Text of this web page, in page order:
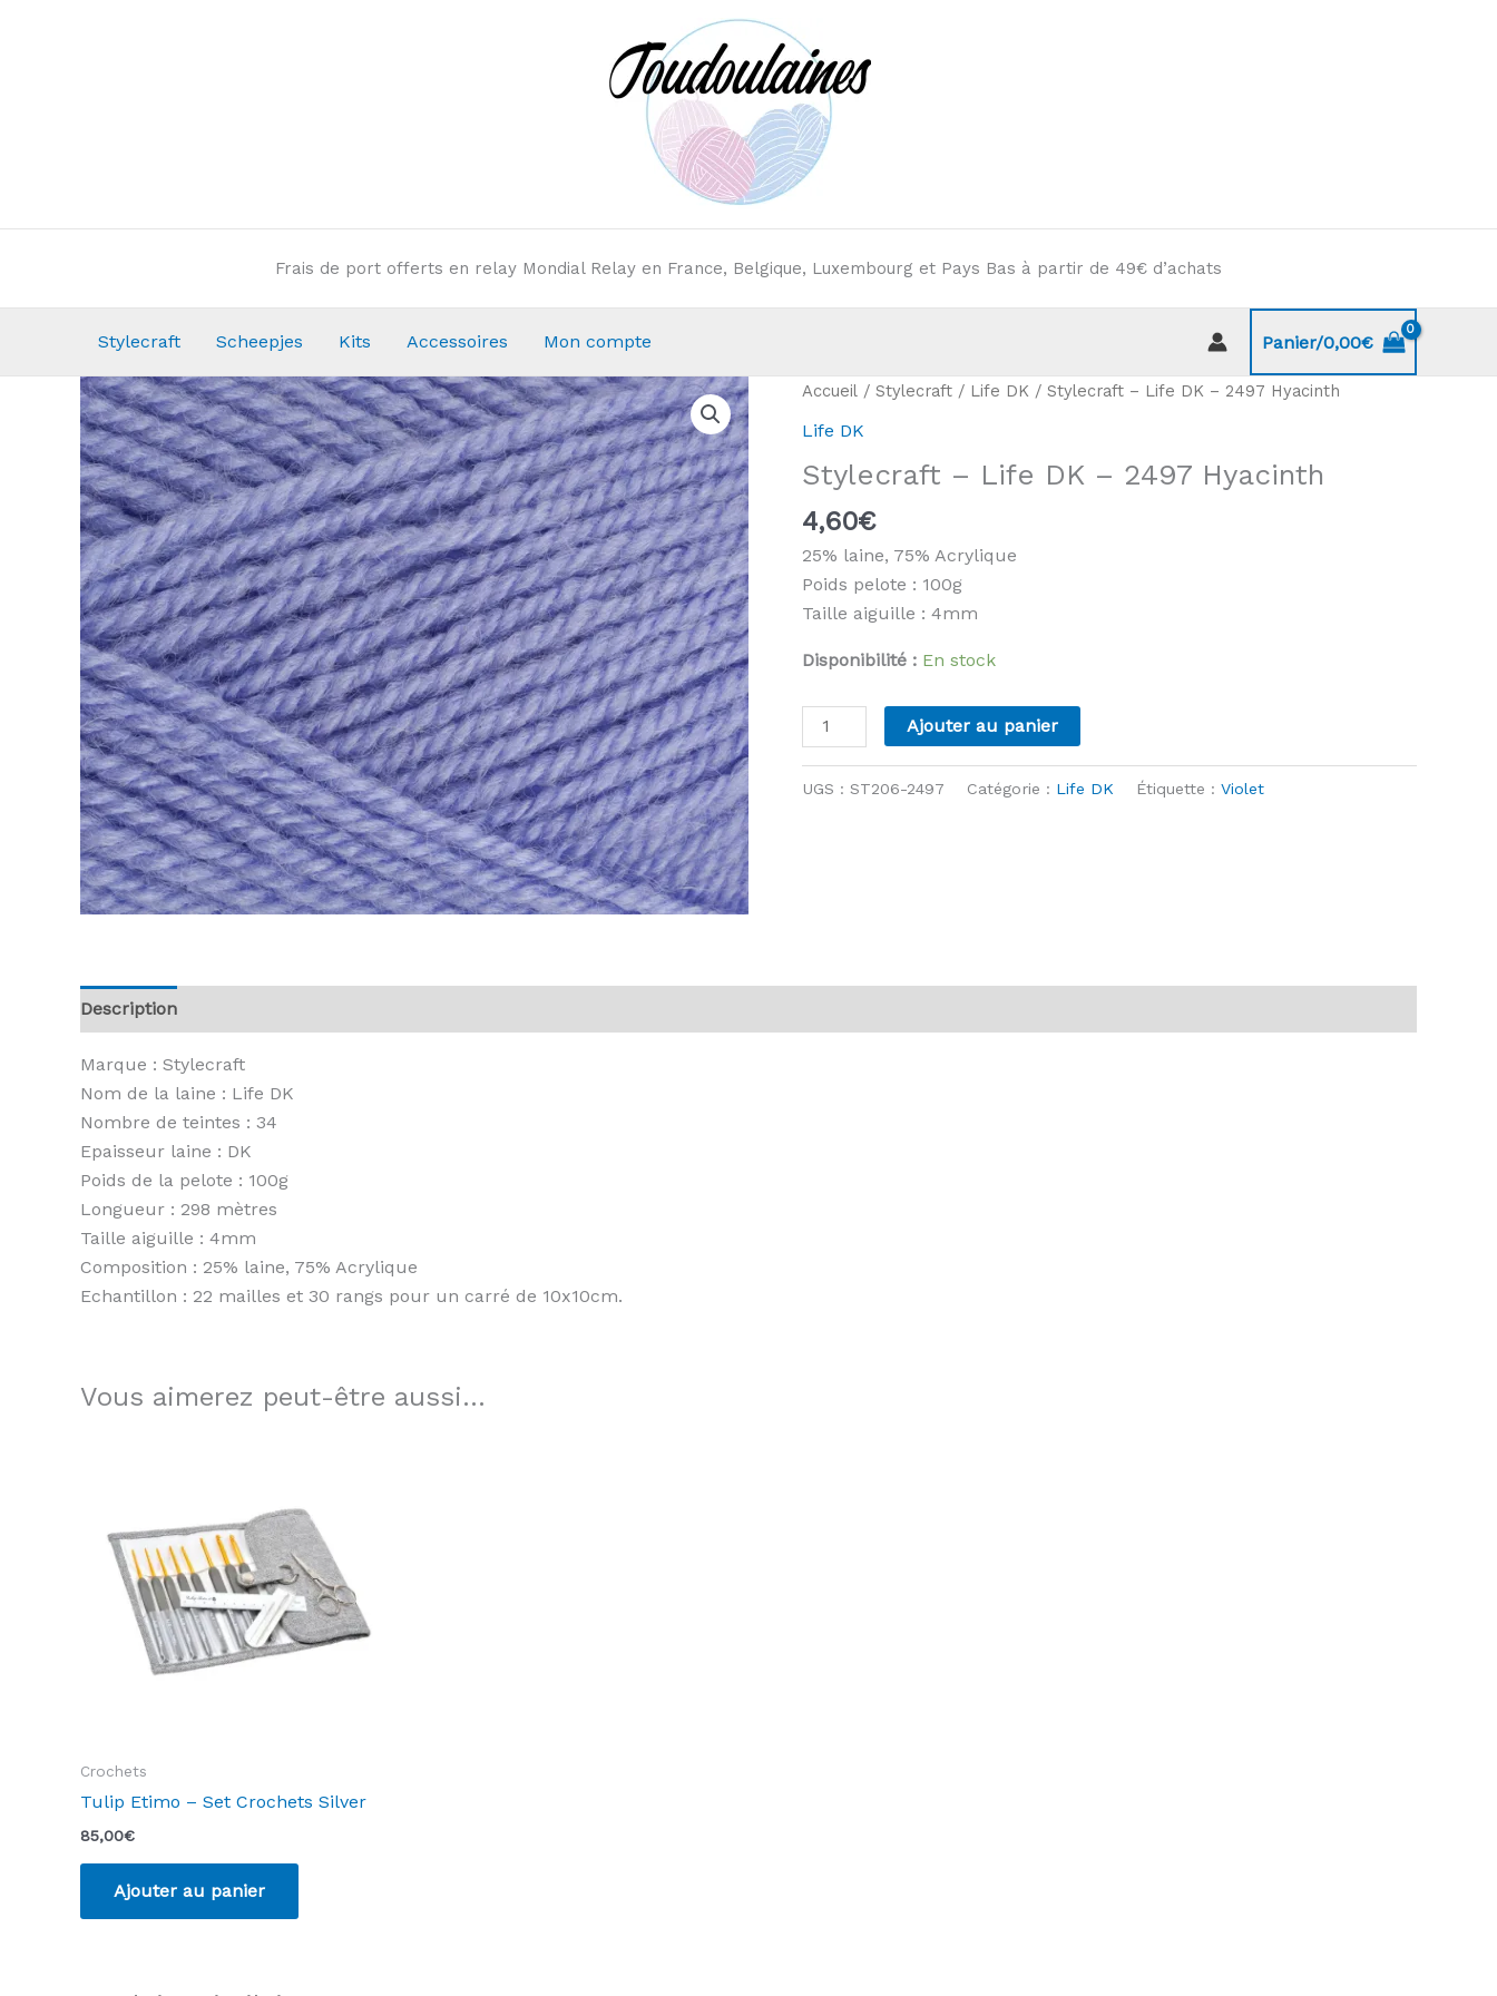
Frais de port offerts en relay Mondial Relay en France, Belgique, Luxembourg et Pays Bas à partir de 49€ d’achats
Stylecraft Scheepjes Kits Accessoires Mon compte Panier/0,00€
Accueil / Stylecraft / Life DK / Stylecraft – Life DK – 2497 Hyacinth
Life DK
Stylecraft – Life DK – 2497 Hyacinth
4,60€
25% laine, 75% Acrylique
Poids pelote : 100g
Taille aiguille : 4mm
Disponibilité : En stock
quantité
de
Ajouter au panier
UGS : ST206-2497 Catégorie : Life DK Étiquette : Violet
Description
Marque : Stylecraft
Nom de la laine : Life DK
Nombre de teintes : 34
Epaisseur laine : DK
Poids de la pelote : 100g
Longueur : 298 mètres
Taille aiguille : 4mm
Composition : 25% laine, 75% Acrylique
Echantillon : 22 mailles et 30 rangs pour un carré de 10x10cm.
Vous aimerez peut-être aussi…
Crochets
Tulip Etimo – Set Crochets Silver
85,00€
Ajouter au panier